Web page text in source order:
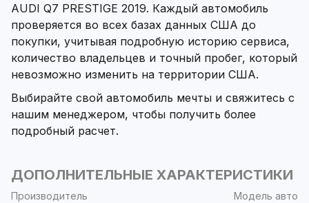
AUDI Q7 PRESTIGE 2019. Каждый автомобиль
проверяется во всех базах данных США до
покупки, учитывая подробную историю сервиса,
количество владельцев и точный пробег, который
невозможно изменить на территории США.
Выбирайте свой автомобиль мечты и свяжитесь с
нашим менеджером, чтобы получить более
подробный расчет.
ДОПОЛНИТЕЛЬНЫЕ ХАРАКТЕРИСТИКИ
Производитель Модель авто